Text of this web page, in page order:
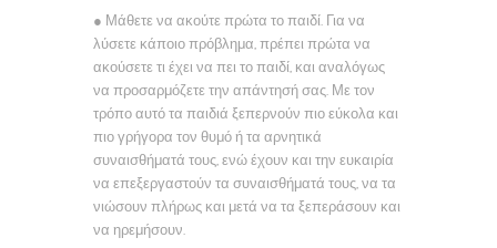
● Μάθετε να ακούτε πρώτα το παιδί. Για να
λύσετε κάποιο πρόβλημα, πρέπει πρώτα να
ακούσετε τι έχει να πει το παιδί, και αναλόγως
να προσαρμόζετε την απάντησή σας. Με τον
τρόπο αυτό τα παιδιά ξεπερνούν πιο εύκολα και
πιο γρήγορα τον θυμό ή τα αρνητικά
συναισθήματά τους, ενώ έχουν και την ευκαιρία
να επεξεργαστούν τα συναισθήματά τους, να τα
νιώσουν πλήρως και μετά να τα ξεπεράσουν και
να ηρεμήσουν.